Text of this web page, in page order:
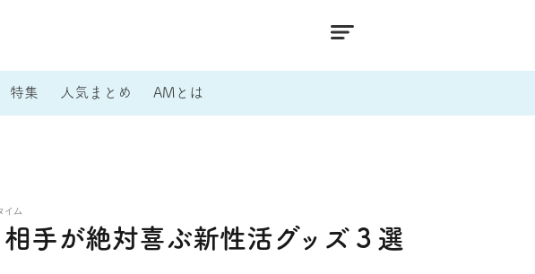
特集 人気まとめ AMとは
イム
手が絶対喜ぶ新性活グッズ３選